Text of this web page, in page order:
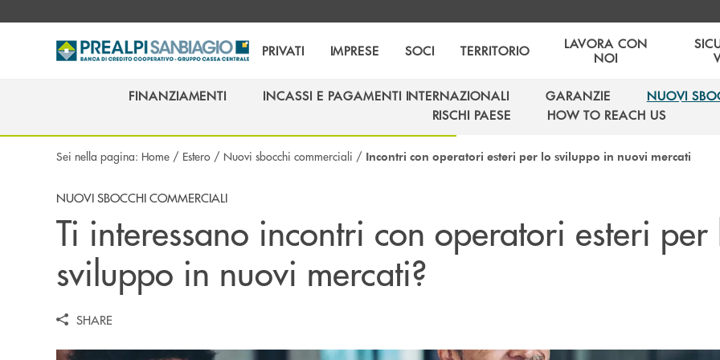
PRIVATI IMPRESE SOCI TERRITORIO
LAVORA CON
NOI
FINANZIAMENTI
INCASSI E PAGAMENTI INTERNAZIONALI
INCASSI E PAGAMENTI INTERNAZIONALI
GARANZIE
GARANZIE
NUOVI
NUOVI
RISCHI PAESE
RISCHI PAESE
HOW TO REACH US
Sei nella pagina: Home / Estero / Nuovi sbocchi commerciali / Incontri con operatori esteri per lo sviluppo in nuovi mercati
NUOVI SBOCCHI COMMERCIALI
Ti interessano incontri con operatori esteri per
sviluppo in nuovi mercati?
SHARE